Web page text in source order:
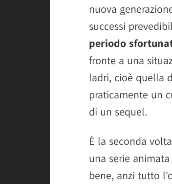
nuova
successi
periodo
fronte a una
ladri, cioè quella
praticamente un
di un sequel.
È la seconda
una serie
bene, anzi tutto